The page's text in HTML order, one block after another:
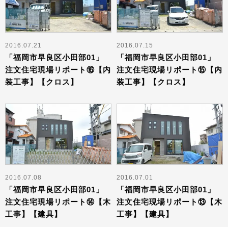
2016.07.21
「福岡市早良区小田部01」
注文住宅現場リポート⑯【内
装工事】【クロス】
2016.07.15
「福岡市早良区小田部01」
注文住宅現場リポート⑮【内
装工事】【クロス】
2016.07.08
「福岡市早良区小田部01」
注文住宅現場リポート⑭【木
工事】【建具】
2016.07.01
「福岡市早良区小田部01」
注文住宅現場リポート⑬【木
工事】【建具】